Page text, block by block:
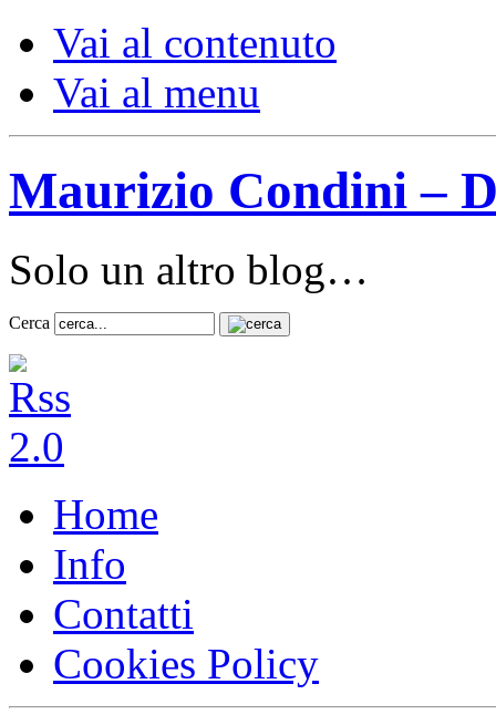
Vai al contenuto
Vai al menu
Maurizio Condini –
Solo un altro blog…
Cerca
Home
Info
Contatti
Cookies Policy